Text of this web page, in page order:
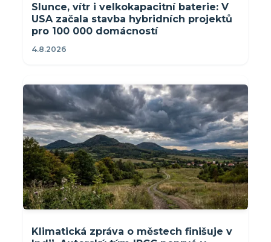
Slunce, vítr i velkokapacitní baterie: V
USA začala stavba hybridních projektů
pro 100 000 domácností
4.8.2026
Klimatická zpráva o městech finišuje v